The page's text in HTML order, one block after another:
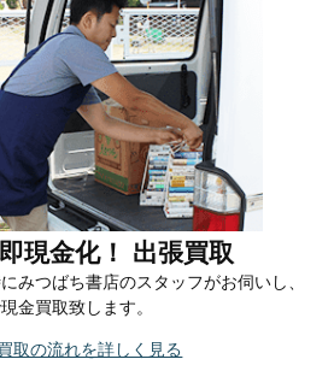
現金化！ 出張買取
みつばち書店のスタッフがお伺いし、
金買取致します。
取の流れを詳しく見る